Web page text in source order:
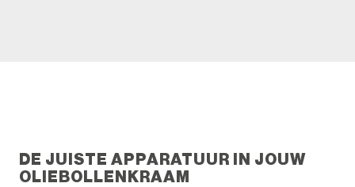
DE JUISTE APPARATUUR IN JOUW
OLIEBOLLENKRAAM